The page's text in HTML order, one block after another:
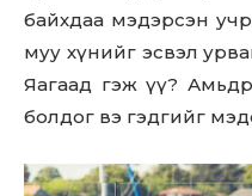
байхдаа мэдэрсэн
муу хүнийг эсвэл
Яагаад гэж үү?
болдог вэ гэдгийг